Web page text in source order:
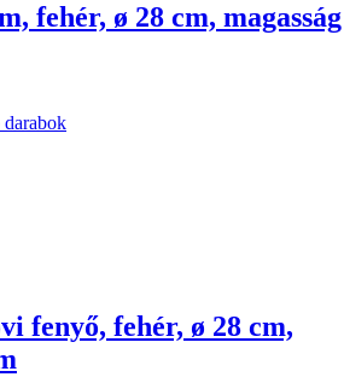
fehér, ø 28 cm, magasság
fenyő, fehér, ø 28 cm,